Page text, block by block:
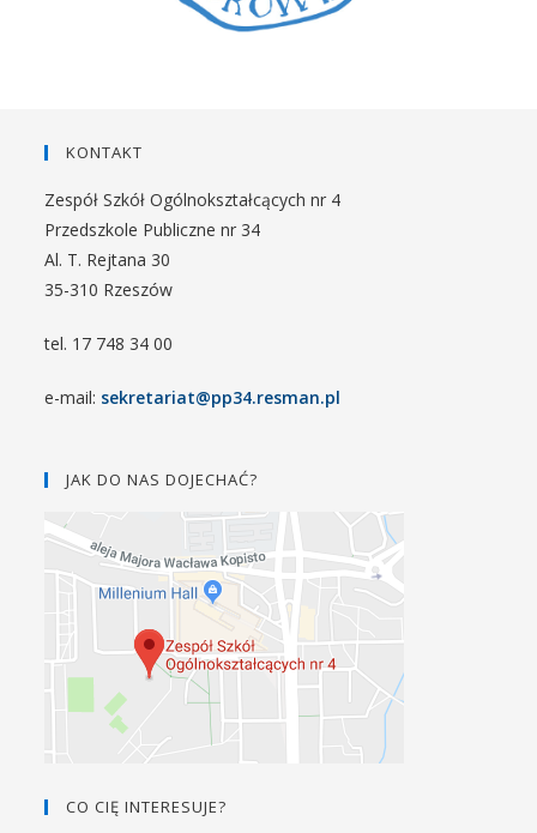
KONTAKT
Zespół Szkół Ogólnokształcących nr 4
Przedszkole Publiczne nr 34
Al. T. Rejtana 30
35-310 Rzeszów
tel. 17 748 34 00
e-mail: sekretariat@pp34.resman.pl
JAK DO NAS DOJECHAĆ?
CO CIĘ INTERESUJE?